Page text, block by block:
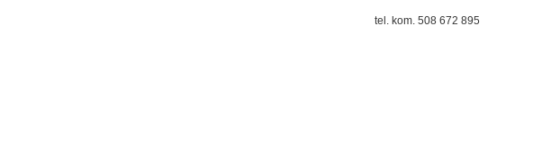
tel. kom. 508 672 895